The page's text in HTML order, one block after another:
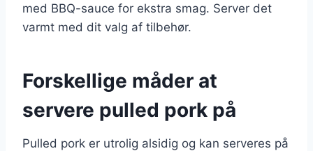
med BBQ-sauce for ekstra smag. Server det
varmt med dit valg af tilbehør.
Forskellige måder at
servere pulled pork på
Pulled pork er utrolig alsidig og kan serveres på